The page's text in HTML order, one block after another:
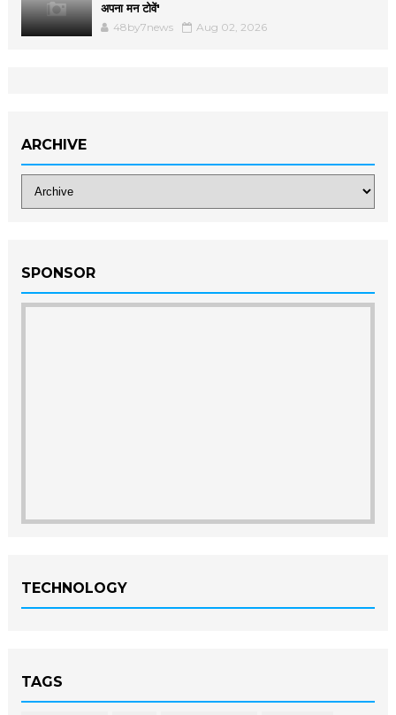
अपना मन टोवें'
48by7news Aug 02, 2026
ARCHIVE
SPONSOR
TECHNOLOGY
TAGS